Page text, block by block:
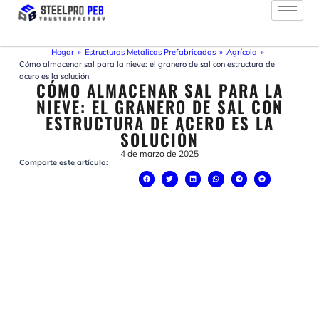
contenido
Hogar » Estructuras Metalicas Prefabricadas » Agrícola »
Cómo almacenar sal para la nieve: el granero de sal con estructura de
acero es la solución
CÓMO ALMACENAR SAL PARA LA
NIEVE: EL GRANERO DE SAL CON
ESTRUCTURA DE ACERO ES LA
SOLUCIÓN
4 de marzo de 2025
Comparte este artículo: